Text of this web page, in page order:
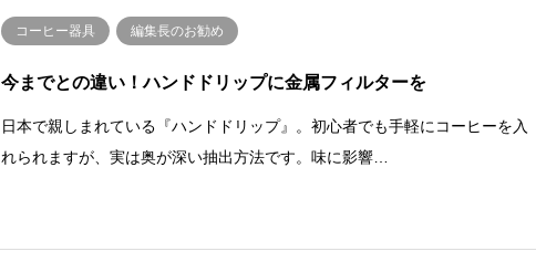
コーヒー器具 編集長のお勧め
今までとの違い！ハンドドリップに金属フィルターを
日本で親しまれている『ハンドドリップ』。初心者でも手軽にコーヒーを入
れられますが、実は奥が深い抽出方法です。味に影響…